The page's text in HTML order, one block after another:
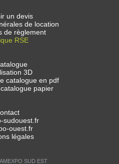
un devis
de location
de règlement
RSE
3D
catalogue en pdf
papier
sudouest.fr
ouest.fr
légales
SUD EST